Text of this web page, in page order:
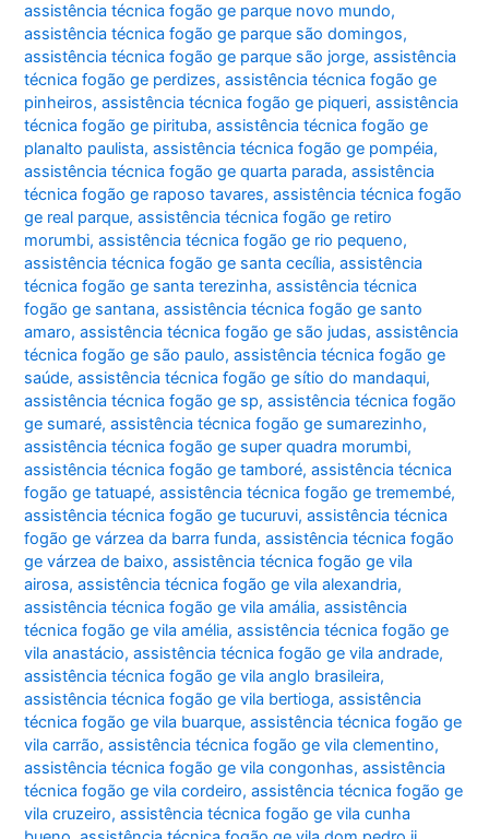
assistência técnica fogão ge parque novo mundo,
assistência técnica fogão ge parque são domingos,
assistência técnica fogão ge parque são jorge,assistência
técnica fogão ge perdizes,assistência técnica fogão ge
pinheiros,assistência técnica fogão ge piqueri,assistência
técnica fogão ge pirituba,assistência técnica fogão ge
planalto paulista,assistência técnica fogão ge pompéia,
assistência técnica fogão ge quarta parada,assistência
técnica fogão ge raposo tavares,assistência técnica fogão
ge real parque,assistência técnica fogão ge retiro
morumbi,assistência técnica fogão ge rio pequeno,
assistência técnica fogão ge santa cecília,assistência
técnica fogão ge santa terezinha,assistência técnica
fogão ge santana,assistência técnica fogão ge santo
amaro,assistência técnica fogão ge são judas,assistência
técnica fogão ge são paulo,assistência técnica fogão ge
saúde,assistência técnica fogão ge sítio do mandaqui,
assistência técnica fogão ge sp,assistência técnica fogão
ge sumaré,assistência técnica fogão ge sumarezinho,
assistência técnica fogão ge super quadra morumbi,
assistência técnica fogão ge tamboré,assistência técnica
fogão ge tatuapé,assistência técnica fogão ge tremembé,
assistência técnica fogão ge tucuruvi,assistência técnica
fogão ge várzea da barra funda,assistência técnica fogão
ge várzea de baixo,assistência técnica fogão ge vila
airosa,assistência técnica fogão ge vila alexandria,
assistência técnica fogão ge vila amália,assistência
técnica fogão ge vila amélia,assistência técnica fogão ge
vila anastácio,assistência técnica fogão ge vila andrade,
assistência técnica fogão ge vila anglo brasileira,
assistência técnica fogão ge vila bertioga,assistência
técnica fogão ge vila buarque,assistência técnica fogão ge
vila carrão,assistência técnica fogão ge vila clementino,
assistência técnica fogão ge vila congonhas,assistência
técnica fogão ge vila cordeiro,assistência técnica fogão ge
vila cruzeiro,assistência técnica fogão ge vila cunha